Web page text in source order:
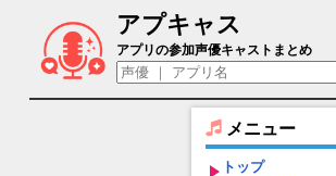
アプキャス
ディーン（声優：潘め
アプリの参加声優キャストまとめ
メニュー
トップ